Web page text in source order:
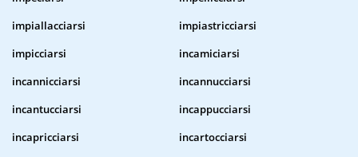
impiallacciarsi
impiastricciarsi
impicciarsi
incamiciarsi
incannicciarsi
incannucciarsi
incantucciarsi
incappucciarsi
incapricciarsi
incartocciarsi